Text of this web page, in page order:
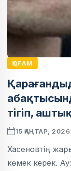
ҚОҒАМ
тігіп,
15 ҚАҢТАР, 2026
Хасеновтің
көмек керек.